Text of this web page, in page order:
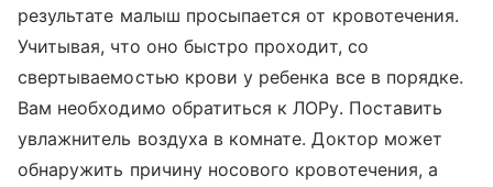
результате малыш просыпается от кровотечения.
Учитывая, что оно быстро проходит, со
свертываемостью крови у ребенка все в порядке.
Вам необходимо обратиться к ЛОРу. Поставить
увлажнитель воздуха в комнате. Доктор может
обнаружить причину носового кровотечения, а